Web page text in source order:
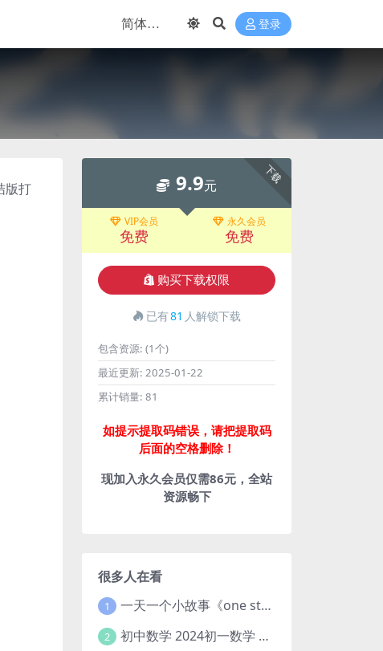
登录
版打
下载
9.9元
VIP会员
免费
永久会员
免费
购买下载权限
已有81 人解锁下载
包含资源: (1个)
最近更新: 2025-01-22
累计销量: 81
如提示提取码错误，请把提取码
后面的空格删除！
现加入永久会员仅需86元，全站
资源畅下
很多人在看
1 一天一个小故事《one story a day》初中版 百度网盘分享下载
2 初中数学 2024初一数学 朱韬数学 S班春季下 A+班春季下 百度云网盘